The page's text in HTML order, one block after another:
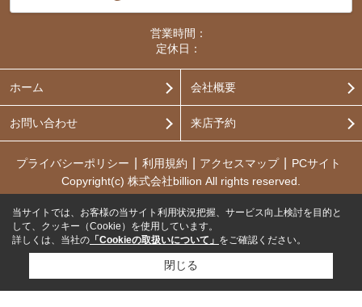
営業時間：
定休日：
ホーム 会社概要
お問い合わせ 来店予約
プライバシーポリシー 利用規約 アクセスマップ
PCサイト
Copyright(c) 株式会社billion All rights reserved.
当サイトでは、お客様の当サイト利用状況把握、サービス向上検討を目的と
して、クッキー（Cookie）を使用しています。
詳しくは、当社の 「Cookieの取扱いについて」 をご確認ください。
閉じる